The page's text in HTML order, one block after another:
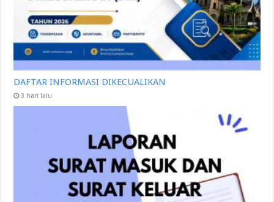
DAFTAR INFORMASI DIKECUALIKAN
3 hari lalu